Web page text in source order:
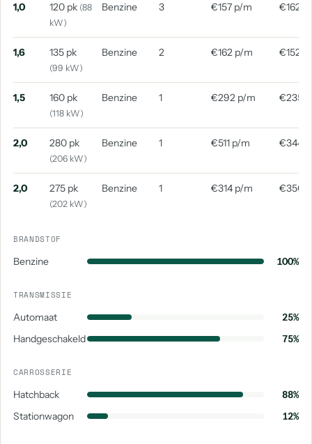
1,0 120 pk (88
kW)
Benzine 3 €157 p/m €162
1,6 135 pk
(99 kW)
Benzine 2 €162 p/m €152
1,5 160 pk
(118 kW)
Benzine 1 €292 p/m €235
2,0 280 pk
(206 kW)
Benzine 1 €511 p/m €344
2,0 275 pk
(202 kW)
Benzine 1 €314 p/m €350
BRANDSTOF
Benzine 100%
TRANSMISSIE
Automaat
25%
Handgeschakeld
75%
CARROSSERIE
Hatchback
88%
Stationwagon
12%